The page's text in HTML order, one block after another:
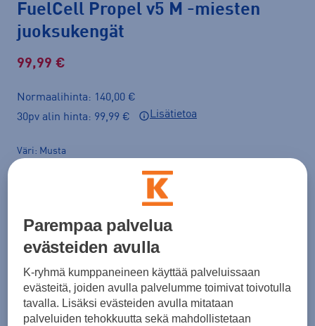
FuelCell Propel v5 M -miesten
juoksukengät
99,99 €
Normaalihinta: 140,00 €
30pv alin hinta: 99,99 €
Lisätietoa
Väri Musta
Koko
40 40,5 41,5 42 42,5 43 44
44,5 45 45,5 46,5 47 47,5
Parempaa palvelua
evästeiden avulla
K-ryhmä kumppaneineen käyttää palveluissaan
evästeitä, joiden avulla palvelumme toimivat toivotulla
tavalla. Lisäksi evästeiden avulla mitataan
palveluiden tehokkuutta sekä mahdollistetaan